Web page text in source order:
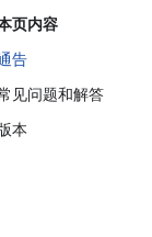
页内容
告
见问题和解答
本